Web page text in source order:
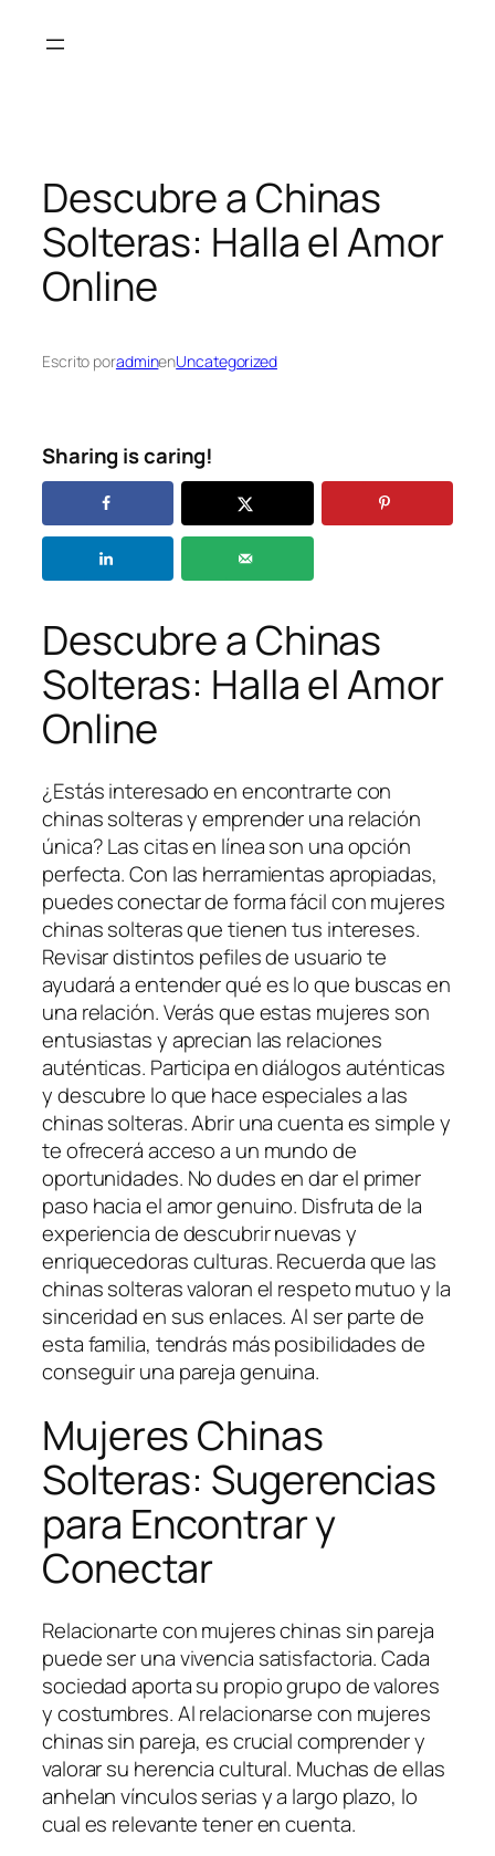
Descubre a Chinas
Solteras: Halla el Amor
Online
Escrito poradminenUncategorized
Sharing is caring!
Descubre a Chinas
Solteras: Halla el Amor
Online
¿Estás interesado en encontrarte con
chinas solteras y emprender una relación
única? Las citas en línea son una opción
perfecta. Con las herramientas apropiadas,
puedes conectar de forma fácil con mujeres
chinas solteras que tienen tus intereses.
Revisar distintos pefiles de usuario te
ayudará a entender qué es lo que buscas en
una relación. Verás que estas mujeres son
entusiastas y aprecian las relaciones
auténticas. Participa en diálogos auténticas
y descubre lo que hace especiales a las
chinas solteras. Abrir una cuenta es simple y
te ofrecerá acceso a un mundo de
oportunidades. No dudes en dar el primer
paso hacia el amor genuino. Disfruta de la
experiencia de descubrir nuevas y
enriquecedoras culturas. Recuerda que las
chinas solteras valoran el respeto mutuo y la
sinceridad en sus enlaces. Al ser parte de
esta familia, tendrás más posibilidades de
conseguir una pareja genuina.
Mujeres Chinas
Solteras: Sugerencias
para Encontrar y
Conectar
Relacionarte con mujeres chinas sin pareja
puede ser una vivencia satisfactoria. Cada
sociedad aporta su propio grupo de valores
y costumbres. Al relacionarse con mujeres
chinas sin pareja, es crucial comprender y
valorar su herencia cultural. Muchas de ellas
anhelan vínculos serias y a largo plazo, lo
cual es relevante tener en cuenta.